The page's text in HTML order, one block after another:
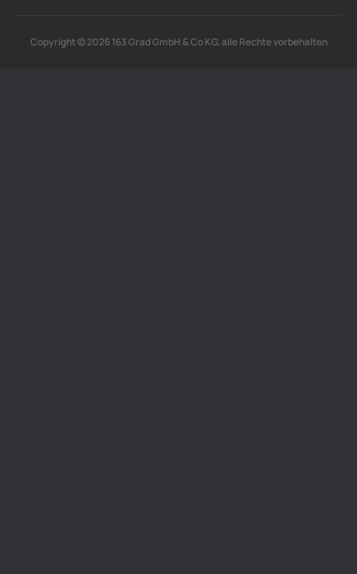
Copyright © 2026 163 Grad GmbH & Co KG, alle Rechte vorbehalten